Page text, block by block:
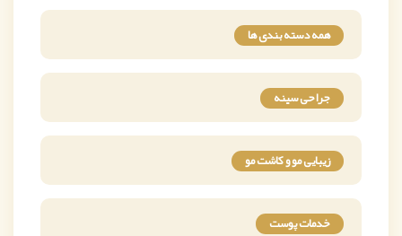
همه دسته بندی ها
جراحی سینه
زیبایی مو و کاشت مو
خدمات پوست